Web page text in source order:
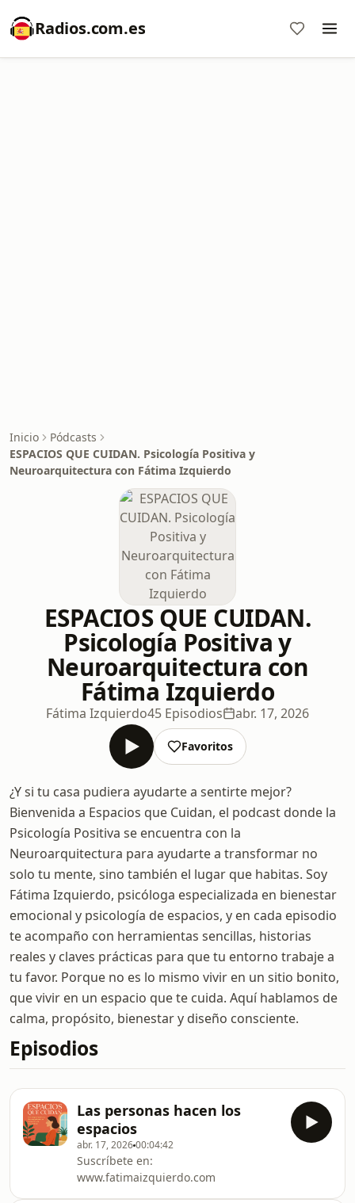
Radios.com.es
Inicio
Pódcasts
ESPACIOS QUE CUIDAN. Psicología Positiva y
Neuroarquitectura con Fátima Izquierdo
ESPACIOS QUE CUIDAN.
Psicología Positiva y
Neuroarquitectura con
Fátima Izquierdo
Fátima Izquierdo45 Episodios abr. 17, 2026
Favoritos
¿Y si tu casa pudiera ayudarte a sentirte mejor?
Bienvenida a Espacios que Cuidan, el podcast donde la
Psicología Positiva se encuentra con la
Neuroarquitectura para ayudarte a transformar no
solo tu mente, sino también el lugar que habitas. Soy
Fátima Izquierdo, psicóloga especializada en bienestar
emocional y psicología de espacios, y en cada episodio
te acompaño con herramientas sencillas, historias
reales y claves prácticas para que tu entorno trabaje a
tu favor. Porque no es lo mismo vivir en un sitio bonito,
que vivir en un espacio que te cuida. Aquí hablamos de
calma, propósito, bienestar y diseño consciente.
Episodios
Las personas hacen los
espacios
abr. 17, 202600:04:42
Suscríbete en:
www.fatimaizquierdo.com